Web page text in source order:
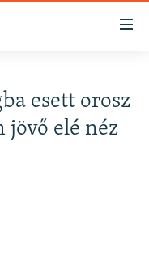
esett orosz
jövő elé néz